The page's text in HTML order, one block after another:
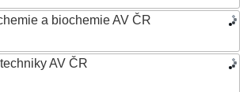
a biochemie AV ČR
AV ČR